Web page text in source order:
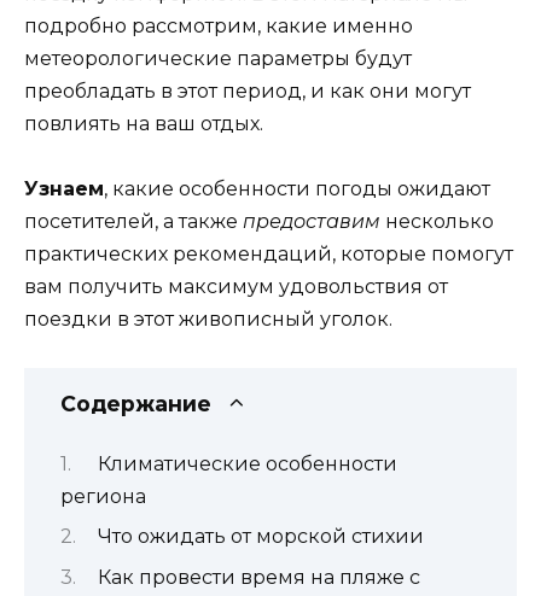
подробно рассмотрим, какие именно
метеорологические параметры будут
преобладать в этот период, и как они могут
повлиять на ваш отдых.
Узнаем, какие особенности погоды ожидают
посетителей, а также предоставим несколько
практических рекомендаций, которые помогут
вам получить максимум удовольствия от
поездки в этот живописный уголок.
Содержание
Климатические особенности
региона
Что ожидать от морской стихии
Как провести время на пляже с